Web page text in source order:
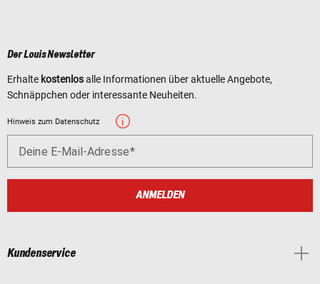
Der Louis Newsletter
Erhalte kostenlosalle Informationen über aktuelle Angebote,
Schnäppchen oder interessante Neuheiten.
Hinweis zum Datenschutz
Deine E-Mail-Adresse
ANMELDEN
Kundenservice